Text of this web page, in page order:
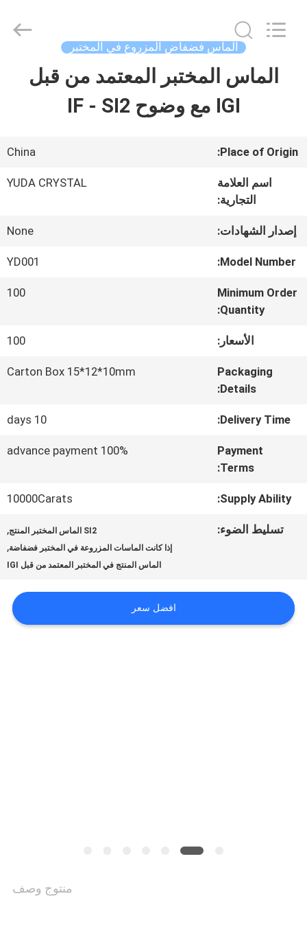
مسكن
معلومات
جولة
في
المعمل
مراقبة
الجودة
أخبار
خريطة
Crystal
الماس فضفاض المزروع في المختبر
الماس المختبر المعتمد من قبل
IGI مع وضوح IF - SI2
Place of Origin:
China
اسم العلامة
التجارية:
YUDA CRYSTAL
إصدار الشهادات: None
Model Number:
YD001
Minimum Order
Quantity:
100
الأسعار: 100
Packaging
Details:
Carton Box 15*12*10mm
Delivery Time:
10 days
Payment
Terms:
100% advance payment
Supply Ability:
10000Carats
تسليط الضوء: SI2 الماس المختبر المنتج ,
إذا كانت الماسات المزروعة في المختبر فضفاضة,
الماس المنتج في المختبر المعتمد من قبل IGI
افضل سعر
منتوج وصف